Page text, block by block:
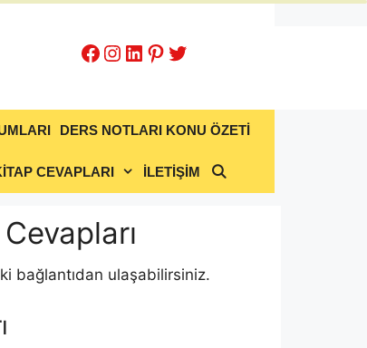
Facebook
Instagram
LinkedIn
Pinterest
Twitter
DERS NOTLARI KONU ÖZETİ
CEVAPLARI İLETİŞİM
bağlantıdan ulaşabilirsiniz.